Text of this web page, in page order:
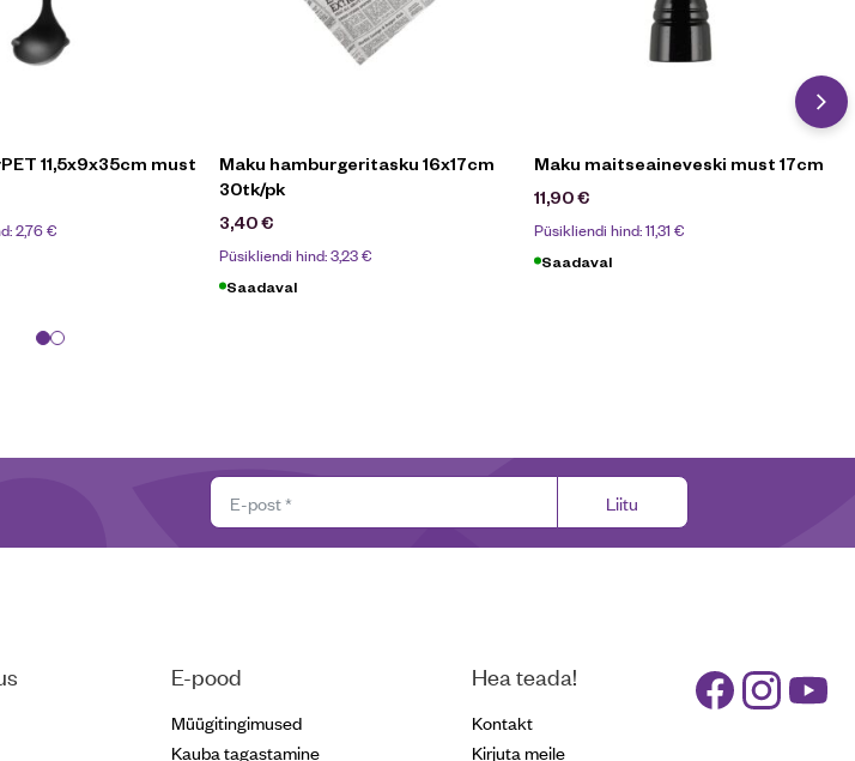
11,5x9x35cm must
2,76€
Maku hamburgeritasku 16x17cm
30tk/pk
3,40€
Püsikliendi hind:3,23€
Saadaval
Maku maitseaineveski must 17cm
11,90€
Püsikliendi hind:11,31 €
Saadaval
Liitu
E-pood
Müügitingimused
Kauba tagastamine
Hea teada!
Kontakt
Kirjuta meile